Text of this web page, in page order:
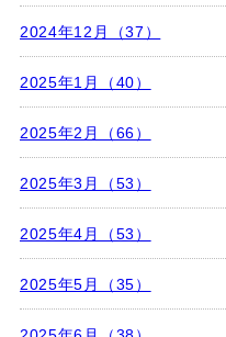
2024年12月（37）
2025年1月（40）
2025年2月（66）
2025年3月（53）
2025年4月（53）
2025年5月（35）